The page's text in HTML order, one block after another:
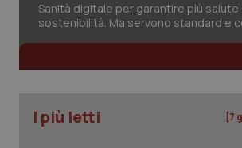
Sanità digitale per garantire più salute
sostenibilità. Ma servono standard e
I più letti [7
tracking-sites-ironfish-